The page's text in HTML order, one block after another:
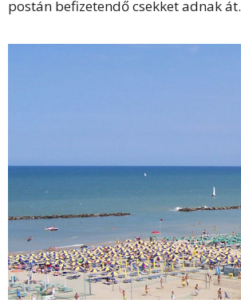
postán befizetendő csekket adnak át.